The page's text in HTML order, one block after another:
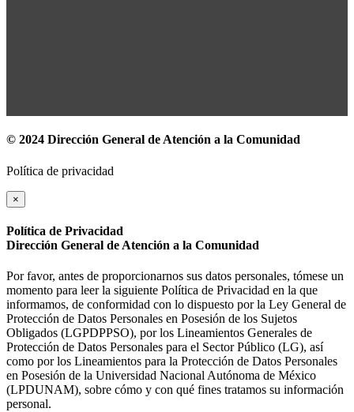
© 2024 Dirección General de Atención a la Comunidad
Política de privacidad
×
Política de Privacidad
Dirección General de Atención a la Comunidad
Por favor, antes de proporcionarnos sus datos personales, tómese un
momento para leer la siguiente Política de Privacidad en la que
informamos, de conformidad con lo dispuesto por la Ley General de
Protección de Datos Personales en Posesión de los Sujetos
Obligados (LGPDPPSO), por los Lineamientos Generales de
Protección de Datos Personales para el Sector Público (LG), así
como por los Lineamientos para la Protección de Datos Personales
en Posesión de la Universidad Nacional Autónoma de México
(LPDUNAM), sobre cómo y con qué fines tratamos su información
personal.